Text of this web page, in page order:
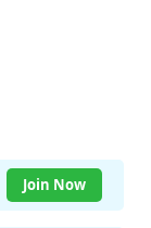
Join Now